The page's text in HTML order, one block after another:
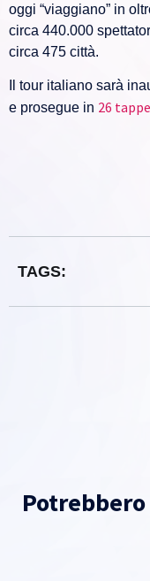
oggi “viaggiano” in
circa 440.000
circa 475 città.
Il tour italiano sarà
e prosegue in 26 tappe
TAGS: